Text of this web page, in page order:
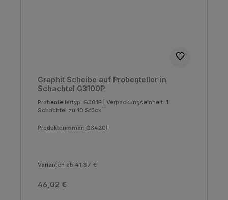
Graphit Scheibe auf Probenteller in
Schachtel G3100P
Probentellertyp: G301F Verpackungseinheit: 1
Schachtel zu 10 Stück
Produktnummer: G3420F
Varianten ab 41,87 €
Regulärer Preis:
46,02 €